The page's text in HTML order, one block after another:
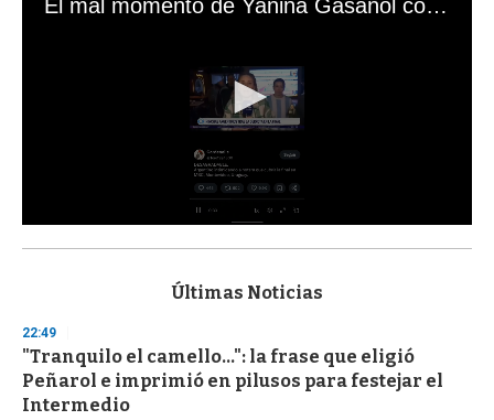
El mal momento de Yanina Gasañol con un hincha argentino en "Subrayado"
s
d
s
o
f
3
Últimas Noticias
22:49
"Tranquilo el camello...": la frase que eligió
Peñarol e imprimió en pilusos para festejar el
Intermedio